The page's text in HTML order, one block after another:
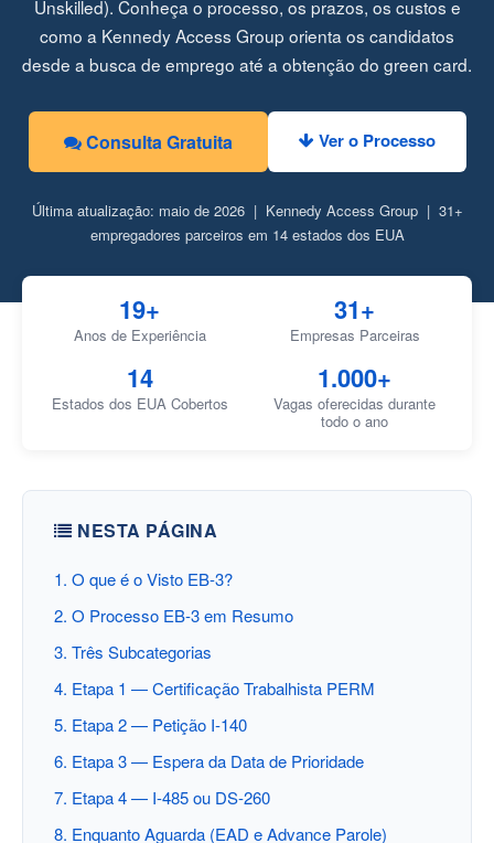
Unskilled). Conheça o processo, os prazos, os custos e
como a Kennedy Access Group orienta os candidatos
desde a busca de emprego até a obtenção do green card.
Consulta Gratuita Ver o Processo
Última atualização: maio de 2026 | Kennedy Access Group | 31+
empregadores parceiros em 14 estados dos EUA
19+
Anos de Experiência
31+
Empresas Parceiras
14
Estados dos EUA Cobertos
1.000+
Vagas oferecidas durante
todo o ano
NESTA PÁGINA
1. O que é o Visto EB-3?
2. O Processo EB-3 em Resumo
3. Três Subcategorias
4. Etapa 1 — Certificação Trabalhista PERM
5. Etapa 2 — Petição I-140
6. Etapa 3 — Espera da Data de Prioridade
7. Etapa 4 — I-485 ou DS-260
8. Enquanto Aguarda (EAD e Advance Parole)